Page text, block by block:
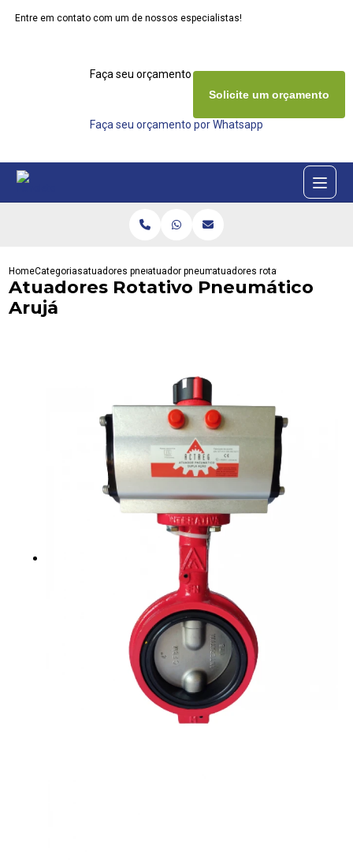
Entre em contato com um de nossos especialistas!
Faça seu orçamento agora mesmo
Faça seu orçamento por Whatsapp
Solicite um orçamento
HomeCategoriasatuadores pneumaticosatuador pneumatico duploatuadores rotativo pneumatico
Atuadores Rotativo Pneumático
Arujá